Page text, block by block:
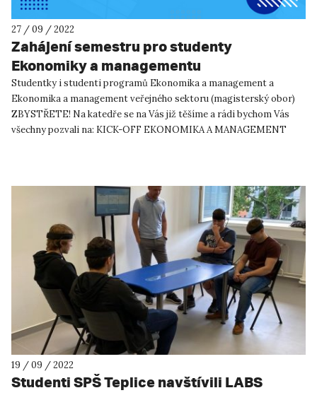
27 / 09 / 2022
Zahájení semestru pro studenty
Ekonomiky a managementu
Studentky i studenti programů Ekonomika a management a
Ekonomika a management veřejného sektoru (magisterský obor)
ZBYSTŘETE! Na katedře se na Vás již těšíme a rádi bychom Vás
všechny pozvali na: KICK-OFF EKONOMIKA A MANAGEMENT
19 / 09 / 2022
Studenti SPŠ Teplice navštívili LABS